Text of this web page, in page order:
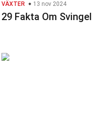
VÄXTER 13 nov 2024
29 Fakta Om Svingel